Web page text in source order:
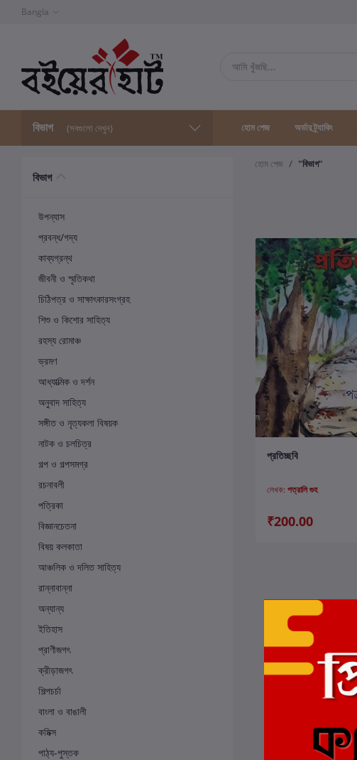
Bangla
বিভাগ (সবগুলো দেখুন) হোম পেজ অর্ডার ট্র্যাকিং
বিভাগ
উপন্যাস
প্রবন্ধ/গদ্য
কাব্যগ্রন্থ
জীবনী ও স্মৃতিকথা
চিঠিপত্র ও সাক্ষাৎকারসংগ্রহ
শিশু ও কিশোর সাহিত্য
রহস্য রোমাঞ্চ
ভ্রমণ
আধ্যাত্মিক ও দর্শন
অনুবাদ সাহিত্য
সঙ্গীত ও নৃত্যকলা বিষয়ক
নাটক ও চলচিত্র
গল্প ও গল্পসমগ্র
রচনাবলী
পত্রিকা
বিজ্ঞানচেতনা
বিষয় কলকাতা
আঞ্চলিক ও দলিত সাহিত্য
রান্নাবান্না
অন্যান্য
ইতিহাস
প্রাণীজগৎ
ক্রীড়াজগৎ
শিল্পচর্চা
বাংলা ও বাঙালী
কমিক্স
পাঠ্য-পুস্তক
হোম পেজ
"বিভাগ"
প্রতিচ্ছবি
লেখক: পত্রালি গুহ
₹200.00